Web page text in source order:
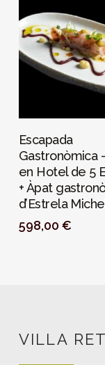
Escapada
Gastronòmica
en Hotel de 5
+ Àpat
d’Estrela
598,00 €
VILLA